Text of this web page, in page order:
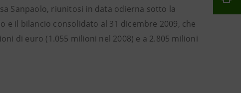
Sanpaolo, riunitosi in data odierna sotto la
e il bilancio consolidato al 31 dicembre 2009, che
di euro (1.055 milioni nel 2008) e a 2.805 milioni